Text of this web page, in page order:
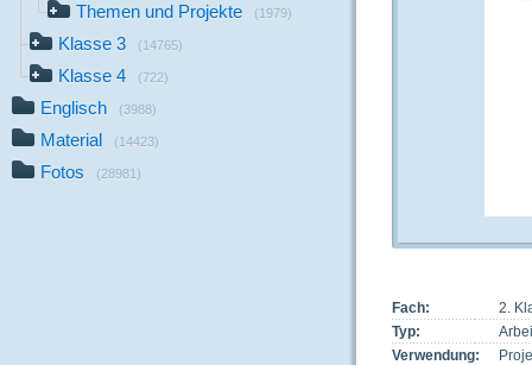
Themen und Projekte (1979)
Klasse 3 (14765)
Klasse 4 (722)
Englisch (3988)
Material (14423)
Fotos (28981)
Fach:
2.
Typ:
Verwendung: